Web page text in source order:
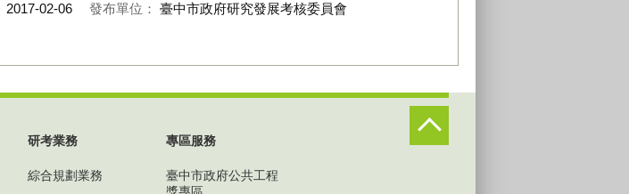
2017-02-06 發布單位： 臺中市政府研究發展考核委員會
研考業務
綜合規劃業務
專區服務
臺中市政府公共工程
獎專區